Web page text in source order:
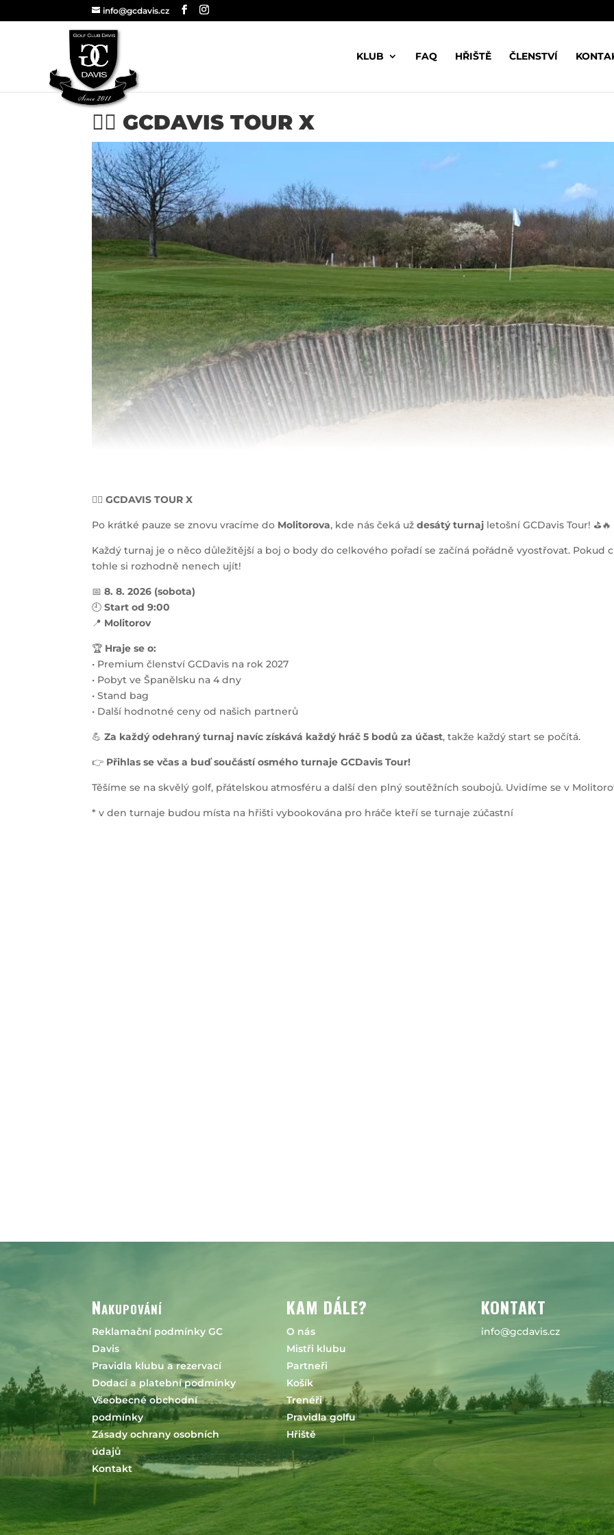
info@gcdavis.cz
KLUB FAQ HŘIŠTĚ ČLENSTVÍ
🏌️‍♂️ GCDAVIS TOUR X
🏌️‍♂️GCDAVIS TOUR X
Po krátké pauze se znovu vracíme do Molitorova, kde nás čeká uždesátýturnaj letošní GCDavis Tour! ⛳🔥
Každý turnaj je o něco důležitější a boj o body do celkového pořadí se začíná pořádně vyostřovat. Pokud
tohle si rozhodně nenech ujít!
📅8. 8. 2026 (sobota)
🕘Start od 9:00
📍 Molitorov
🏆 Hraje se o:
• Premium členství GCDavis na rok 2027
• Pobyt ve Španělsku na 4 dny
• Stand bag
• Další hodnotné ceny od našich partnerů
💪Za každý odehraný turnaj navíc získává každý hráč 5 bodů za účast, takže každý start se počítá.
👉 Přihlas se včas a buď součástí osmého turnaje GCDavis Tour!
Těšíme se na skvělý golf, přátelskou atmosféru a další den plný soutěžních soubojů. Uvidíme se v
* v den turnaje budou místa na hřišti vybookována pro hráče kteří se turnaje zúčastní
Nakupování
Reklamační podmínky GC
Davis
Pravidla klubu a rezervací
Dodací a platební podmínky
Všeobecné obchodní
podmínky
Zásady ochrany osobních
údajů
Kontakt
KAM DÁLE?
O nás
Mistři klubu
Partneři
Košík
Trenéři
Pravidla golfu
Hřiště
KONTAKT
info@gcdavis.cz